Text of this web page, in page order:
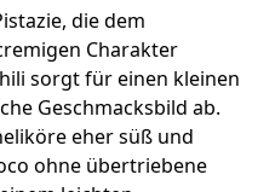
die dem
Charakter
sorgt für einen kleinen
Geschmacksbild ab.
eher süß und
ohne übertriebene